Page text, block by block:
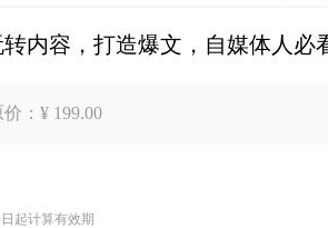
转内容，打造爆文，自媒体人必
价：¥ 199.00
起计算有效期